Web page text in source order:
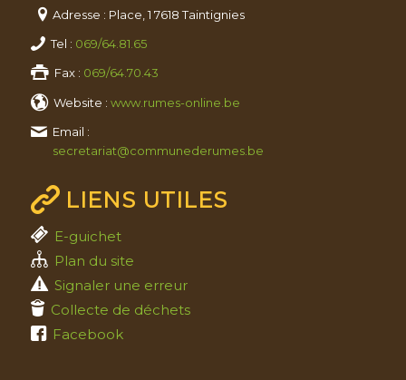
Adresse : Place, 1 7618 Taintignies
Tel : 069/64.81.65
Fax : 069/64.70.43
Website :www.rumes-online.be
Email :
secretariat@communederumes.be
LIENS UTILES
E-guichet
Plan du site
Signaler une erreur
Collecte de déchets
Facebook